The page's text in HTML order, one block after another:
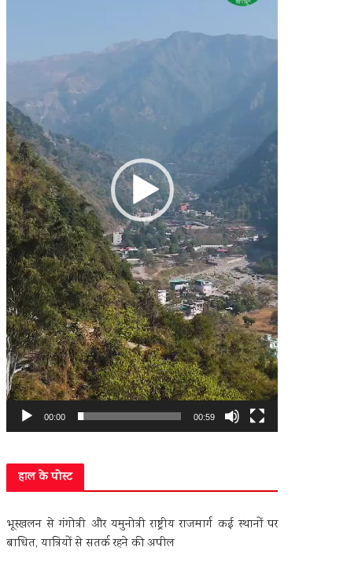
00:00 00:59
हाल के पोस्ट
भूस्खलन से गंगोत्री और यमुनोत्री राष्ट्रीय राजमार्ग कई स्थानों पर
बाधित, यात्रियों से सतर्क रहने की अपील